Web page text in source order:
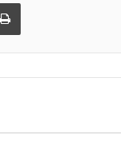
Y
d
ı